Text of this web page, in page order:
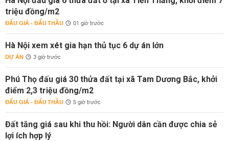
triệu đồng/m2
ĐẤU GIÁ - ĐẤU THẦU 01 giờ trước
Hà Nội xem xét gia hạn thủ tục 6 dự án lớn
DỰ ÁN 3 giờ trước
Phú Thọ đấu giá 30 thửa đất tại xã Tam Dương Bắc, khởi
điểm 2,3 triệu đồng/m2
ĐẤU GIÁ - ĐẤU THẦU 5 giờ trước
Đất tăng giá sau khi thu hồi: Người dân cần được chia sẻ
lợi ích hợp lý